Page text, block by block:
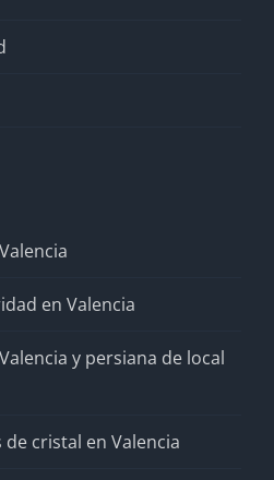
en Valencia
y persiana de local
cristal en Valencia